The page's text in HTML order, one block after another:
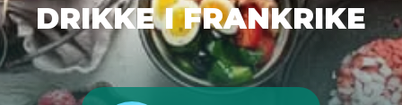
DRIKKE I FRANKRIKE